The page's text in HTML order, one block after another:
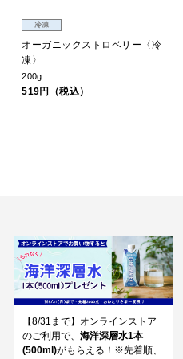
冷凍
オーガニックストロベリー〈冷
凍〉
200g
519円（税込）
【8/31まで】オンラインストア
のご利用で、 海洋深層水1本
(500ml)がもらえる！※先着順、